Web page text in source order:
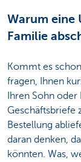
Warum eine
Familie
Kommt es
fragen, Ihnen
Ihren Sohn
Geschäftsbriefe
Bestellung
daran denken,
könnten. Was,